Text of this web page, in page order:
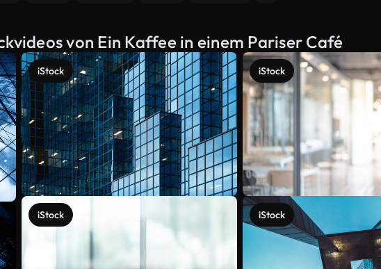
von Ein Kaffee in einem Pariser Café
iStock
iStock
iStock
iStock